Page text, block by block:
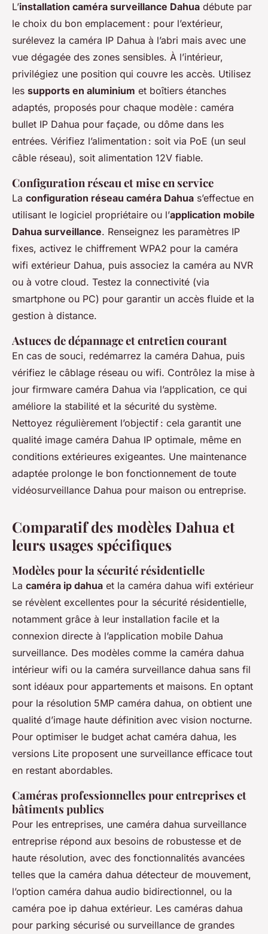
L’installation caméra surveillance Dahua débute par
le choix du bon emplacement : pour l’extérieur,
surélevez la caméra IP Dahua à l’abri mais avec une
vue dégagée des zones sensibles. À l’intérieur,
privilégiez une position qui couvre les accès. Utilisez
les supports en aluminium et boîtiers étanches
adaptés, proposés pour chaque modèle : caméra
bullet IP Dahua pour façade, ou dôme dans les
entrées. Vérifiez l’alimentation : soit via PoE (un seul
câble réseau), soit alimentation 12V fiable.
Configuration réseau et mise en service
La configuration réseau caméra Dahua s’effectue en
utilisant le logiciel propriétaire ou l’application mobile
Dahua surveillance. Renseignez les paramètres IP
fixes, activez le chiffrement WPA2 pour la caméra
wifi extérieur Dahua, puis associez la caméra au NVR
ou à votre cloud. Testez la connectivité (via
smartphone ou PC) pour garantir un accès fluide et la
gestion à distance.
Astuces de dépannage et entretien courant
En cas de souci, redémarrez la caméra Dahua, puis
vérifiez le câblage réseau ou wifi. Contrôlez la mise à
jour firmware caméra Dahua via l’application, ce qui
améliore la stabilité et la sécurité du système.
Nettoyez régulièrement l’objectif : cela garantit une
qualité image caméra Dahua IP optimale, même en
conditions extérieures exigeantes. Une maintenance
adaptée prolonge le bon fonctionnement de toute
vidéosurveillance Dahua pour maison ou entreprise.
Comparatif des modèles Dahua et
leurs usages spécifiques
Modèles pour la sécurité résidentielle
La caméra ip dahua et la caméra dahua wifi extérieur
se révèlent excellentes pour la sécurité résidentielle,
notamment grâce à leur installation facile et la
connexion directe à l’application mobile Dahua
surveillance. Des modèles comme la caméra dahua
intérieur wifi ou la caméra surveillance dahua sans fil
sont idéaux pour appartements et maisons. En optant
pour la résolution 5MP caméra dahua, on obtient une
qualité d’image haute définition avec vision nocturne.
Pour optimiser le budget achat caméra dahua, les
versions Lite proposent une surveillance efficace tout
en restant abordables.
Caméras professionnelles pour entreprises et
bâtiments publics
Pour les entreprises, une caméra dahua surveillance
entreprise répond aux besoins de robustesse et de
haute résolution, avec des fonctionnalités avancées
telles que la caméra dahua détecteur de mouvement,
l’option caméra dahua audio bidirectionnel, ou la
caméra poe ip dahua extérieur. Les caméras dahua
pour parking sécurisé ou surveillance de grandes